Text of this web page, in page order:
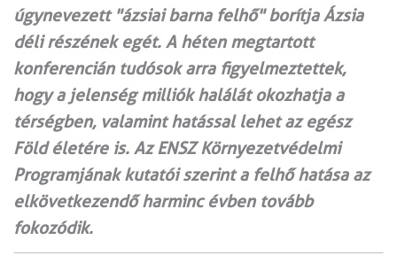
úgynevezett "ázsiai barna felhő" borítja Ázsia
déli részének egét. A héten megtartott
konferencián tudósok arra figyelmeztettek,
hogy a jelenség milliók halálát okozhatja a
térségben, valamint hatással lehet az egész
Föld életére is. Az ENSZ Környezetvédelmi
Programjának kutatói szerint a felhő hatása az
elkövetkezendő harminc évben tovább
fokozódik.